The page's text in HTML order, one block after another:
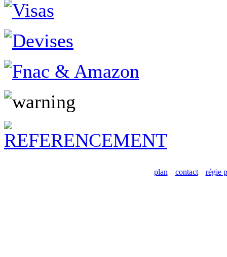
plan contact régie